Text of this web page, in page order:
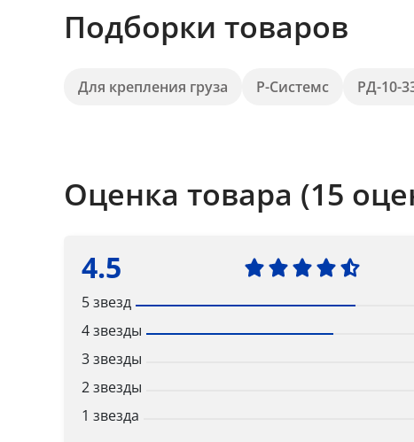
Подборки товаров
Для крепления груза Р-Системс РД-10-
Оценка товара (15
4.5
5 звезд
4 звезды
3 звезды
2 звезды
1 звезда